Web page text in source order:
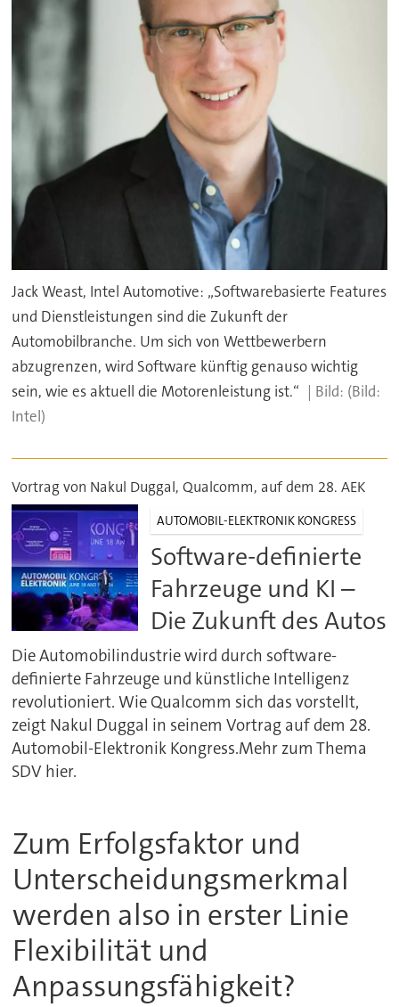
Jack Weast, Intel Automotive: „Softwarebasierte Features
und Dienstleistungen sind die Zukunft der
Automobilbranche. Um sich von Wettbewerbern
abzugrenzen, wird Software künftig genauso wichtig
sein, wie es aktuell die Motorenleistung ist.“
(Bild:
Intel)
Vortrag von Nakul Duggal, Qualcomm, auf dem 28. AEK
AUTOMOBIL-ELEKTRONIK KONGRESS
Software-definierte
Fahrzeuge und KI –
Die Zukunft des Autos
Die Automobilindustrie wird durch software-
definierte Fahrzeuge und künstliche Intelligenz
revolutioniert. Wie Qualcomm sich das vorstellt,
zeigt Nakul Duggal in seinem Vortrag auf dem 28.
Automobil-Elektronik Kongress.Mehr zum Thema
SDV hier.
Zum Erfolgsfaktor und
Unterscheidungsmerkmal
werden also in erster Linie
Flexibilität und
Anpassungsfähigkeit?